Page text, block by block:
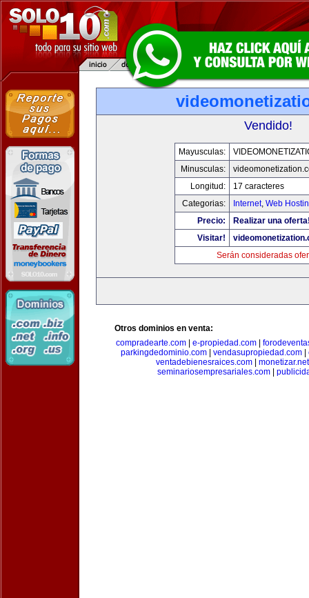
Vendido!
Mayusculas:
Minusculas:
Longitud:
17 caracteres
Categorias:
Internet, Web
Precio:
Realizar una
Visitar!
Serán consideradas
Otros dominios en venta:
compradearte.com
e-propiedad.com
parkingdedominio.com| vendasupropiedad.com|
ventadebienesraices.com
monetizar.net
seminariosempresariales.com